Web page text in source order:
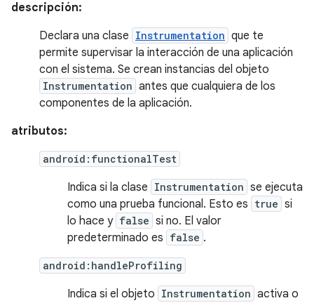
descripción:
Declara una clase Instrumentation que te
permite supervisar la interacción de una aplicación
con el sistema. Se crean instancias del objeto
Instrumentation antes que cualquiera de los
componentes de la aplicación.
atributos:
android:functionalTest
Indica si la clase Instrumentation se ejecuta
como una prueba funcional. Esto es true si
lo hace y false si no. El valor
predeterminado es false .
android:handleProfiling
Indica si el objeto Instrumentation activa o